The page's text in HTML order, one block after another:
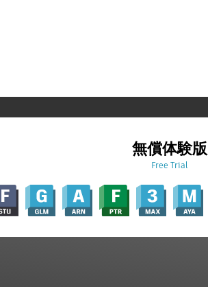
無償体験版
Free Trial